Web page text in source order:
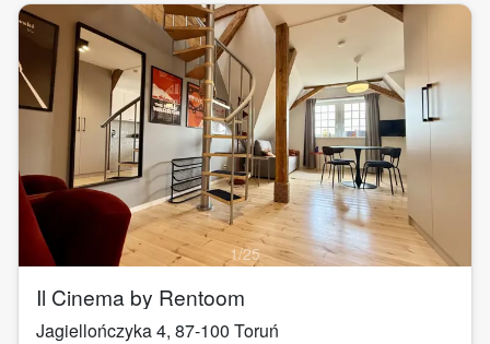
1/25
Il Cinema by Rentoom
Jagiellończyka 4, 87-100 Toruń